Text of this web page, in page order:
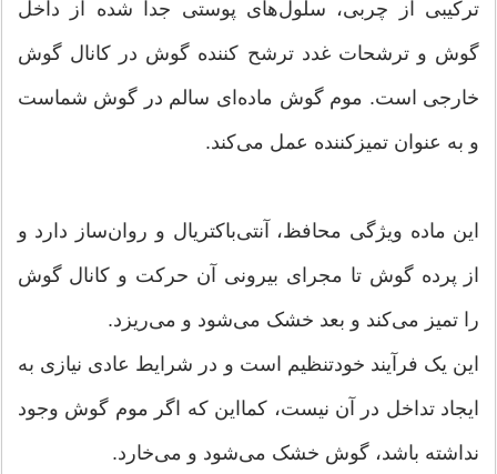
ترکیبی از چربی، سلول‌های پوستی جدا شده از داخل
گوش و ترشحات غدد ترشح کننده‌ گوش در کانال گوش
خارجی است. موم گوش ماده‌ای سالم در گوش شماست
و به عنوان تمیزکننده عمل می‌کند.
این ماده ویژگی محافظ، آنتی‌باکتریال و روان‌ساز دارد و
از پرده گوش تا مجرای بیرونی آن حرکت و کانال گوش
را تمیز می‌کند و بعد خشک می‌شود و می‌ریزد.
این یک فرآیند خودتنظیم است و در شرایط عادی نیازی به
ایجاد تداخل در آن نیست، کمااین که اگر موم گوش وجود
نداشته باشد، گوش خشک می‌شود و می‌خارد.